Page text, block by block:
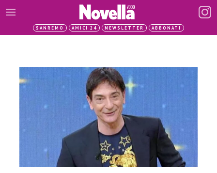
SANREMO AMICI 24 NEWSLETTER ABBONATI